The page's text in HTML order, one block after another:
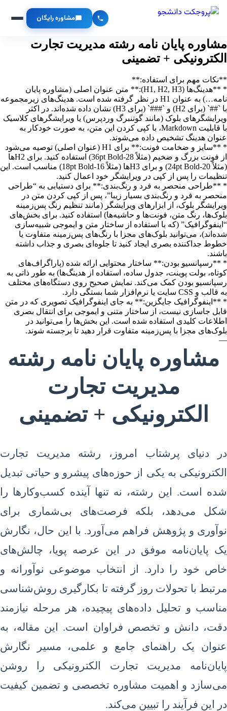
مشاوره رایگان
مشاوره پایان نامه رشته مدیریت تجارت
الکترونیکی + تضمینی
**نکات مهم برای استفاده:**
* **هدینگ‌ها (H1, H2, H3):** متن عنوان اصلی (مشاوره پایان
نامه…) به عنوان H1 در نظر گرفته شده است. هدینگ‌های زیرمجموعه
با `##` (برای H2) و `###` (برای H3) نشان داده شده‌اند. در اکثر
ویرایشگرهای بلوک (مانند گوتنبرگ وردپرس) یا ویرایشگرهای کلاسیک
با قابلیت Markdown، با کپی کردن این متن، به صورت خودکار به
عنوان هدینگ تشخیص داده می‌شوند.
* **سایز و ضخامت فونت:** برای H1 (عنوان اصلی) توصیه می‌شود
از فونت بزرگ و ضخیم (مثلاً 28-36pt Bold) استفاده کنید. برای H2ها
(مثلاً 20-24pt Bold) و برای H3ها (مثلاً 16-18pt Bold) مناسب است. این
تنظیمات را پس از کپی در ویرایشگر خود اعمال کنید.
* **طراحی منحصر به فرد و رنگ‌بندی:** برای دستیابی به “طراحی
منحصر به فرد و رنگ‌بندی بسیار زیبا”، پس از کپی کردن متن در
ویرایشگر بلوک، از ابزارهای ویرایشگر (مانند تنظیم رنگ پس‌زمینه
بلوک‌ها، رنگ متن، فونت‌ها و حاشیه‌ها) استفاده کنید. برای بخش‌های
“اینفوگرافیک” (که با استفاده از ساختار متن و ایموجی شبیه‌سازی
شده‌اند)، می‌توانید بلوک‌های مجزا با رنگ‌های پس‌زمینه متفاوت یا
خطوط جداکننده بصری ایجاد کنید تا جلوه‌ای بصری و جذاب داشته
باشند.
* **رسپانسیو بودن:** ساختار محتوایی ارائه شده (پاراگراف‌های
کوتاه، بولت پوینت، جدول ساده، استفاده از هدینگ‌ها) به طور ذاتی به
رسپانسیو بودن کمک می‌کند. نمایش صحیح روی دستگاه‌های مختلف
به قالب و CSS سایت یا نرم‌افزار شما بستگی دارد.
* **اینفوگرافیک جایگزین:** به جای اینفوگرافیک تصویری که در متن
قابل جاسازی نیست، از ساختار متنی و ایموجی برای انتقال بصری
اطلاعات کلیدی استفاده شده است. این بخش‌ها را می‌توانید در
بلوک‌های مجزا با پس‌زمینه متفاوت قرار دهید تا برجسته شوند.
—
مشاوره پایان نامه رشته
مدیریت تجارت
الکترونیکی + تضمینی
در دنیای پرشتاب امروز، رشته مدیریت تجارت
الکترونیکی به یکی از حوزه‌های پیشرو و حیاتی تبدیل
شده است. این رشته، نه تنها آینده کسب‌وکارها را
شکل می‌دهد، بلکه فرصت‌های بی‌شماری برای
نوآوری و پژوهش فراهم می‌آورد. با این حال، نگارش
یک پایان‌نامه موفق در این عرصه پویا، چالش‌های
خاص خود را دارد. از انتخاب موضوعی نوآورانه و
مرتبط با تحولات روز گرفته تا بکارگیری روش‌شناسی
مناسب و تحلیل داده‌های پیچیده، هر مرحله نیازمند
دقت، دانش و تخصص فراوان است. این مقاله، به
عنوان یک راهنمای جامع و علمی، مسیر نگارش
پایان‌نامه مدیریت تجارت الکترونیکی را روشن
می‌سازد و اهمیت مشاوره تخصصی و تضمین کیفیت
در این فرآیند را تبیین می‌کند.